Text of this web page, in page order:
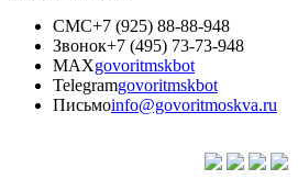
СМС+7 (925) 88-88-948
Звонок+7 (495) 73-73-948
MAXgovoritmskbot
Telegramgovoritmskbot
Письмоinfo@govoritmoskva.ru